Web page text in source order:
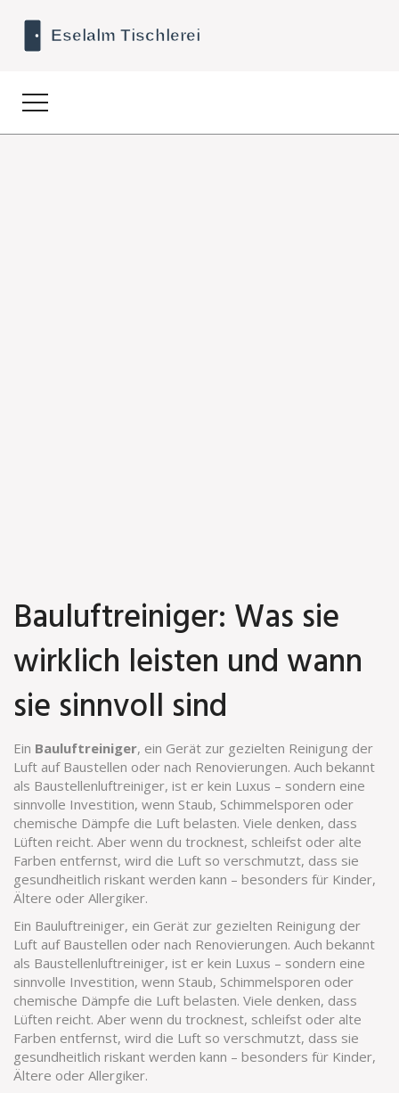
Bauluftreiniger: Was sie
wirklich leisten und wann
sie sinnvoll sind
Ein Bauluftreiniger, ein Gerät zur gezielten Reinigung der
Luft auf Baustellen oder nach Renovierungen. Auch bekannt
als Baustellenluftreiniger, ist er kein Luxus – sondern eine
sinnvolle Investition, wenn Staub, Schimmelsporen oder
chemische Dämpfe die Luft belasten. Viele denken, dass
Lüften reicht. Aber wenn du trocknest, schleifst oder alte
Farben entfernst, wird die Luft so verschmutzt, dass sie
gesundheitlich riskant werden kann – besonders für Kinder,
Ältere oder Allergiker.
Ein Bauluftreiniger, ein Gerät zur gezielten Reinigung der
Luft auf Baustellen oder nach Renovierungen. Auch bekannt
als Baustellenluftreiniger, ist er kein Luxus – sondern eine
sinnvolle Investition, wenn Staub, Schimmelsporen oder
chemische Dämpfe die Luft belasten. Viele denken, dass
Lüften reicht. Aber wenn du trocknest, schleifst oder alte
Farben entfernst, wird die Luft so verschmutzt, dass sie
gesundheitlich riskant werden kann – besonders für Kinder,
Ältere oder Allergiker.